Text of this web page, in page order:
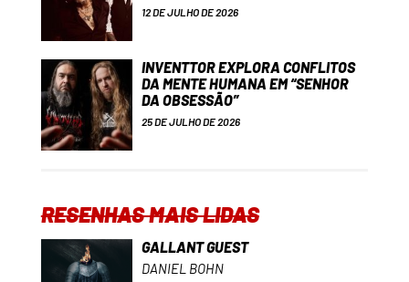
12 DE JULHO DE 2026
INVENTTOR EXPLORA CONFLITOS
DA MENTE HUMANA EM “SENHOR
DA OBSESSÃO”
25 DE JULHO DE 2026
RESENHAS MAIS LIDAS
GALLANT GUEST
DANIEL BOHN